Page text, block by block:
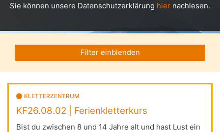
Filter einblenden
KLETTERZENTRUM
KF26.08.02 | Ferienkletterkurs
Bist du zwischen 8 und 14 Jahre alt und hast Lust ein
Sie können unsere Datenschutzerklärung hier nachlesen.